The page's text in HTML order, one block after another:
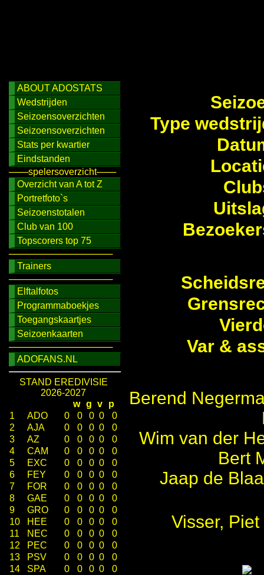
ABOUT ADOSTATS
Wedstrijden
Seizoensoverzichten
Seizoensoverzichten
Stats per kwartier
Eindstanden
───spelersoverzicht───
Overzicht van A tot Z
Portretfoto`s
Seizoenstotalen
Club van 100
Topscorers top 75
────────────────
Trainers
────────────────
Elftalfotos
Programmaboekjes
Toegangskaartjes
Seizoenkaarten
────────────────
ADOFANS.NL
STAND EREDIVISIE
2026-2027
w g v
p
1
ADO 0 0 0 0
0
2
AJA 0 0 0 0
0
3
AZ 0 0 0 0
0
4
CAM 0 0 0 0
0
5
EXC 0 0 0 0
0
6
FEY 0 0 0 0
0
7
FOR 0 0 0 0
0
8
GAE 0 0 0 0
0
9
GRO 0 0 0 0
0
10
HEE 0 0 0 0
0
11
NEC 0 0 0 0
0
12
PEC 0 0 0 0
0
13
PSV 0 0 0 0
0
14
SPA 0 0 0 0
0
Type
Var &
Berend
Wim van der
Bert
Jaap de
Visser, Piet